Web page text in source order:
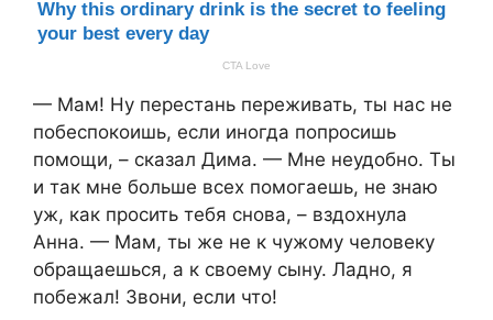
— Мам! Ну перестань переживать, ты нас не
побеспокоишь, если иногда попросишь
помощи, – сказал Дима. — Мне неудобно. Ты
и так мне больше всех помогаешь, не знаю
уж, как просить тебя снова, – вздохнула
Анна. — Мам, ты же не к чужому человеку
обращаешься, а к своему сыну. Ладно, я
побежал! Звони, если что!